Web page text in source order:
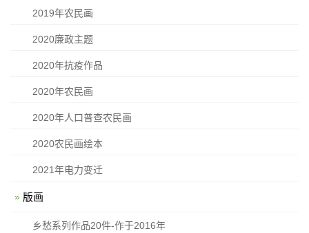
2019年农民画
2020廉政主题
2020年抗疫作品
2020年农民画
2020年人口普查农民画
2020农民画绘本
2021年电力变迁
版画
乡愁系列作品20件-作于2016年